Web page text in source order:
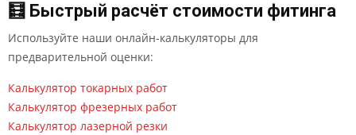
🧮 Быстрый расчёт стоимости фитинга
Используйте наши онлайн-калькуляторы для
предварительной оценки:
Калькулятор токарных работ
Калькулятор фрезерных работ
Калькулятор лазерной резки